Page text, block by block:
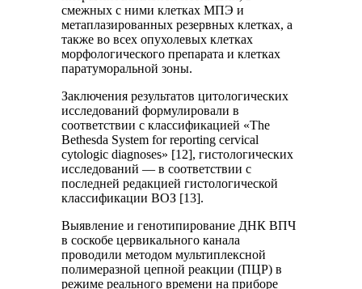
смежных с ними клетках МПЭ и
метаплазированных резервных клетках, а
также во всех опухолевых клетках
морфологического препарата и клетках
паратуморальной зоны.
Заключения результатов цитологических
исследований формулировали в
соответствии с классификацией «The
Bethesda System for reporting cervical
cytologic diagnoses» [12], гистологических
исследований — в соответствии с
последней редакцией гистологической
классификации ВОЗ [13].
Выявление и генотипирование ДНК ВПЧ
в соскобе цервикального канала
проводили методом мультиплексной
полимеразной цепной реакции (ПЦР) в
режиме реального времени на приборе